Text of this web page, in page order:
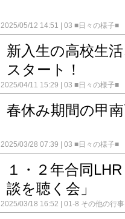
2025/05/12 14:51 03 ■日々の様子■
新入生の高校生
スタート！
2025/04/11 15:29 03 ■日々の様子■
春休み期間の甲
2025/03/28 07:39 03 ■日々の様子■
１・２年合同
談を聴く会」
2025/03/18 16:52 01-8 その他の行事
2 生徒の様子